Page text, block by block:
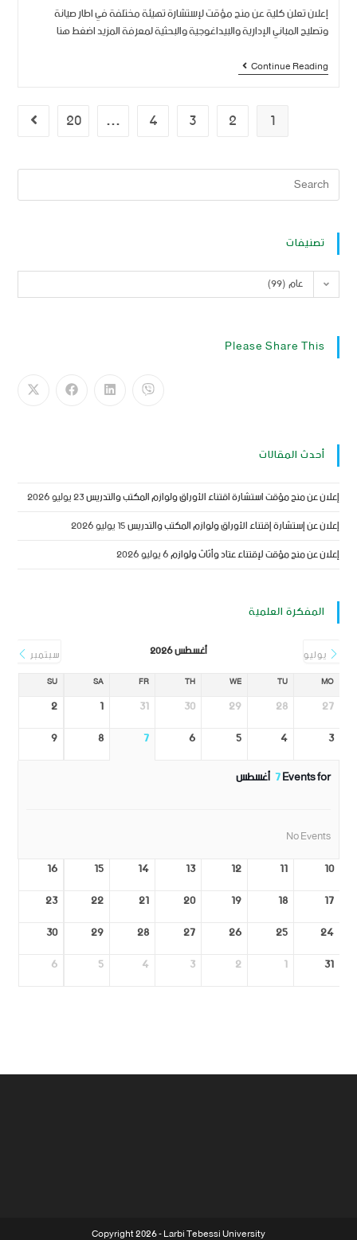
إعلان تعلن كلية عن منح مؤقت لإستشارة تهيئة مختلفة في اطار صيانة
وتصليح المباني الإدارية والبيداغوجية والبحثية‎ لمعرفة المزيد اضغط هنا
Continue Reading
1
2
3
4
…
20
تصنيفات
عام (99)
Please Share This
أحدث المقالات
إعلان عن منح مؤقت استشارة اقتناء الأوراق ولوازم المكتب والتدريس23 يوليو 2026
إعلان عن إستشارة إقتناء الأوراق ولوازم المكتب والتدريس15 يوليو 2026
إعلان عن منح مؤقت لإقتناء عتاد وأثاث ولوازم6 يوليو 2026
المفكرة العلمية
يوليو أغسطس 2026 سبتمبر
MO
TU
WE
TH
FR
SA
SU
27
28
29
30
31
1
2
3
4
5
6
7
8
9
Events for
7أغسطس
No Events
10
11
12
13
14
15
16
17
18
19
20
21
22
23
24
25
26
27
28
29
30
31
1
2
3
4
5
6
Copyright 2026 - Larbi Tebessi University